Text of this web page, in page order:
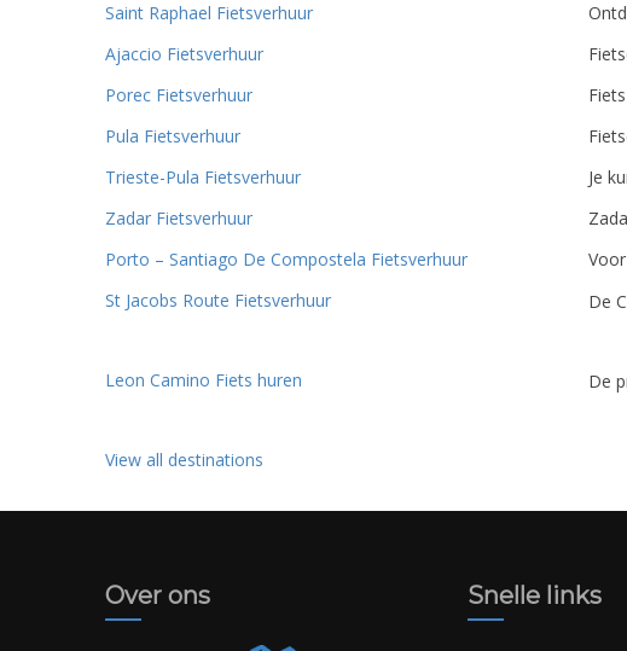
Saint Raphael Fietsverhuur
Ajaccio Fietsverhuur
Porec Fietsverhuur
Pula Fietsverhuur
Trieste-Pula Fietsverhuur
Je
Zadar Fietsverhuur
Porto – Santiago De Compostela Fietsverhuur
St Jacobs Route Fietsverhuur
De
Leon Camino Fiets huren De
View all destinations
Over ons Snelle links